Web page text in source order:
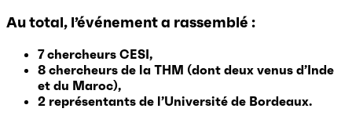
Au total, l’événement a rassemblé :
7 chercheurs CESI,
8 chercheurs de la THM (dont deux venus d’Inde
et du Maroc),
2 représentants de l’Université de Bordeaux.